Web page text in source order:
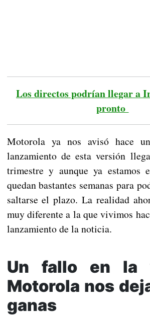
Los directos podrían llegar a
pronto
Motorola ya nos avisó hace
lanzamiento de esta versión
trimestre y aunque ya estamos
quedan bastantes semanas para
saltarse el plazo. La realidad
muy diferente a la que vivimos
lanzamiento de la noticia.
Un fallo en la
Motorola nos
ganas